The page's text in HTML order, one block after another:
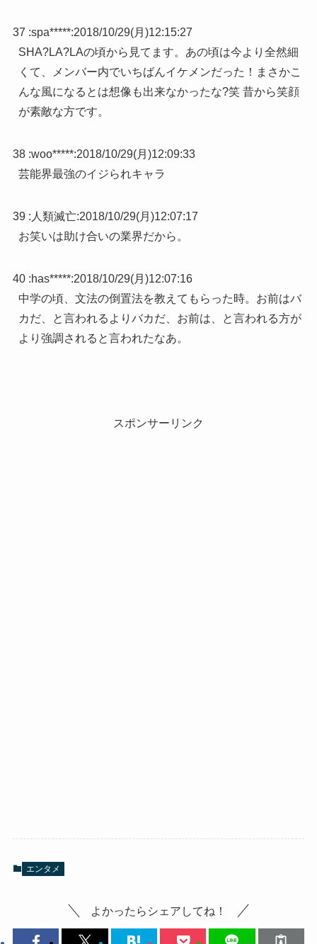
37 :spa*****:2018/10/29(月)12:15:27
SHA?LA?LAの頃から見てます。あの頃は今より全然細
くて、メンバー内でいちばんイケメンだった！まさかこ
んな風になるとは想像も出来なかったな?笑 昔から笑顔
が素敵な方です。
38 :woo*****:2018/10/29(月)12:09:33
芸能界最強のイジられキャラ
39 : 人類滅亡:2018/10/29(月)12:07:17
お笑いは助け合いの業界だから。
40 :has*****:2018/10/29(月)12:07:16
中学の頃、文法の倒置法を教えてもらった時。お前はバ
カだ、と言われるよりバカだ、お前は、と言われる方が
より強調されると言われたなあ。
スポンサーリンク
エンタメ
よかったらシェアしてね！